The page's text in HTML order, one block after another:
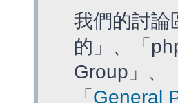
我們的討論
的」、「
Group」、
「 General